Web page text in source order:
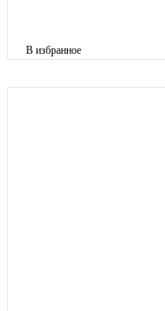
В избранное